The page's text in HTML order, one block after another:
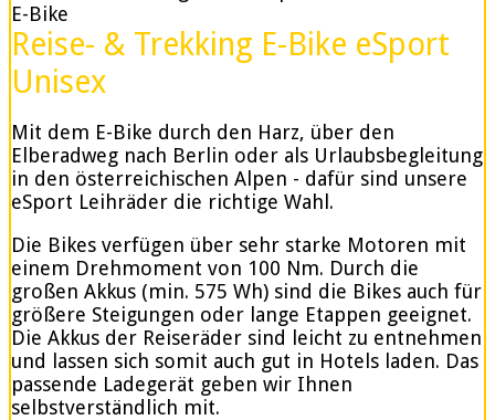
E-Bike
Reise- & Trekking E-Bike eSport
Unisex
Mit dem E-Bike durch den Harz, über den
Elberadweg nach Berlin oder als Urlaubsbegleitung
in den österreichischen Alpen - dafür sind unsere
eSport Leihräder die richtige Wahl.
Die Bikes verfügen über sehr starke Motoren mit
einem Drehmoment von 100 Nm. Durch die
großen Akkus (min. 575 Wh) sind die Bikes auch für
größere Steigungen oder lange Etappen geeignet.
Die Akkus der Reiseräder sind leicht zu entnehmen
und lassen sich somit auch gut in Hotels laden. Das
passende Ladegerät geben wir Ihnen
selbstverständlich mit.